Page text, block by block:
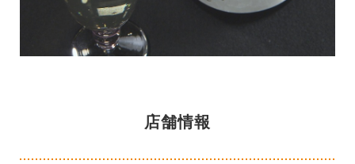
店舗情報